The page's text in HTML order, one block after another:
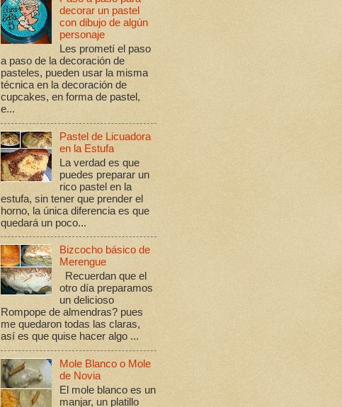
decorar un pastel
con dibujo de algún
personaje
Les prometí el paso
a paso de la decoración de
pasteles, pueden usar la misma
técnica en la decoración de
cupcakes, en forma de pastel,
e...
Pastel de Licuadora
en la Estufa
La verdad es que
puedes preparar un
rico pastel en la
estufa, sin tener que prender el
horno, la única diferencia es que
quedará un poco...
Bizcocho básico de
Merengue
Recuerdan que el
otro día preparamos
un delicioso
Rompope de almendras? pues
me quedaron todas las claras,
así es que quise hacer algo ...
Mole Blanco o Mole
de Novia
El mole blanco es un
manjar, un platillo